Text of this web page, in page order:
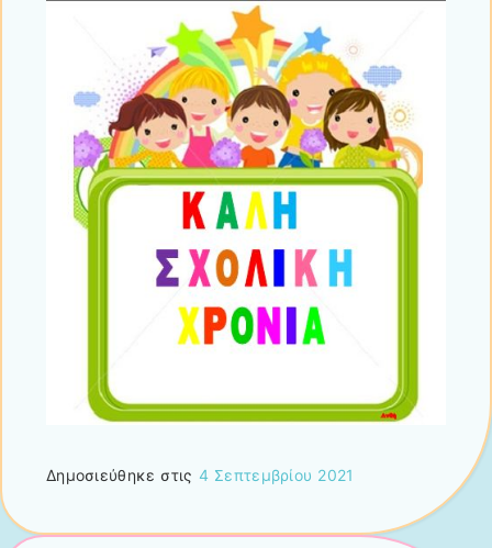
Δημοσιεύθηκε στις 4 Σεπτεμβρίου 2021